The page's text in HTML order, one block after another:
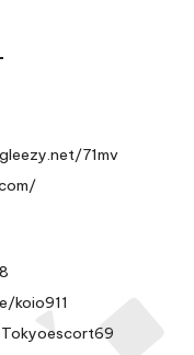
71mv
koio911